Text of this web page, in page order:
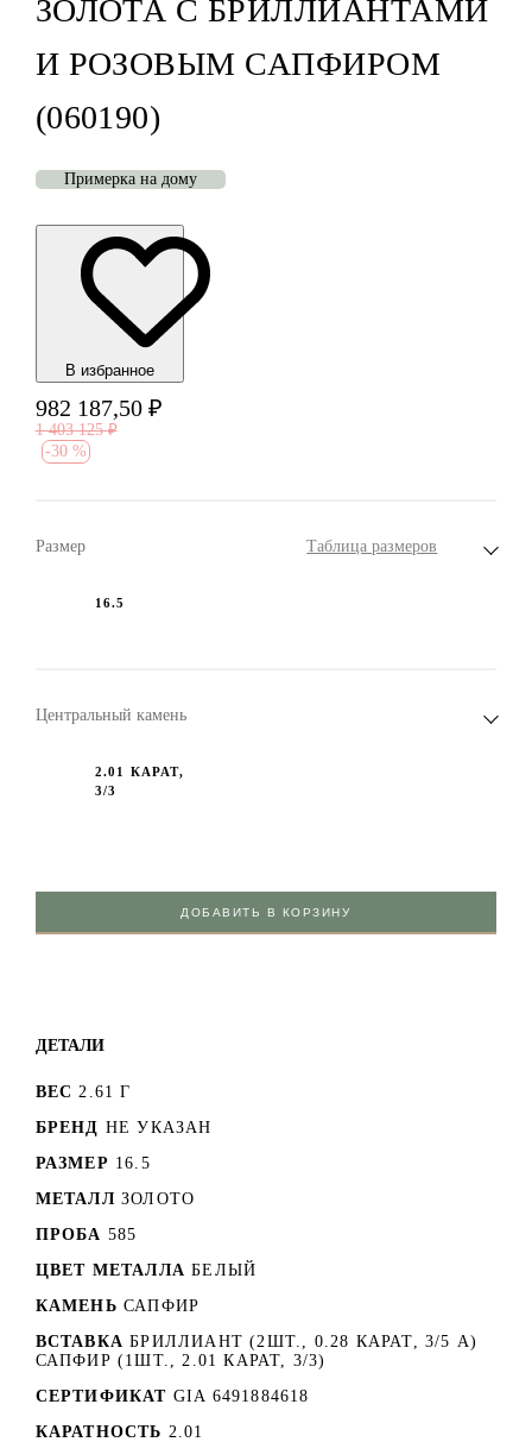
ЗОЛОТА С БРИЛЛИАНТАМИ
И РОЗОВЫМ САПФИРОМ
(060190)
Примерка на дому
В избранноe
982 187,50 ₽
1 403 125 ₽
-30 %
Размер Таблица размеров
16.5
Центральный камень
2.01 КАРАТ,
3/3
ДОБАВИТЬ В КОРЗИНУ
ДЕТАЛИ
ВЕС 2.61 Г
БРЕНД НЕ УКАЗАН
РАЗМЕР 16.5
МЕТАЛЛ ЗОЛОТО
ПРОБА 585
ЦВЕТ МЕТАЛЛА БЕЛЫЙ
КАМЕНЬ САПФИР
ВСТАВКА БРИЛЛИАНТ (2ШТ., 0.28 КАРАТ, 3/5 А)
САПФИР (1ШТ., 2.01 КАРАТ, 3/3)
СЕРТИФИКАТ GIA 6491884618
КАРАТНОСТЬ 2.01